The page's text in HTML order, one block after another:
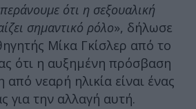
ότι η σεξουαλική
σημαντικό ρόλο», δήλωσε
Μίκα Γκίσλερ από το
ότι η αυξημένη πρόσβαση
νεαρή ηλικία είναι ένας
για την αλλαγή αυτή.